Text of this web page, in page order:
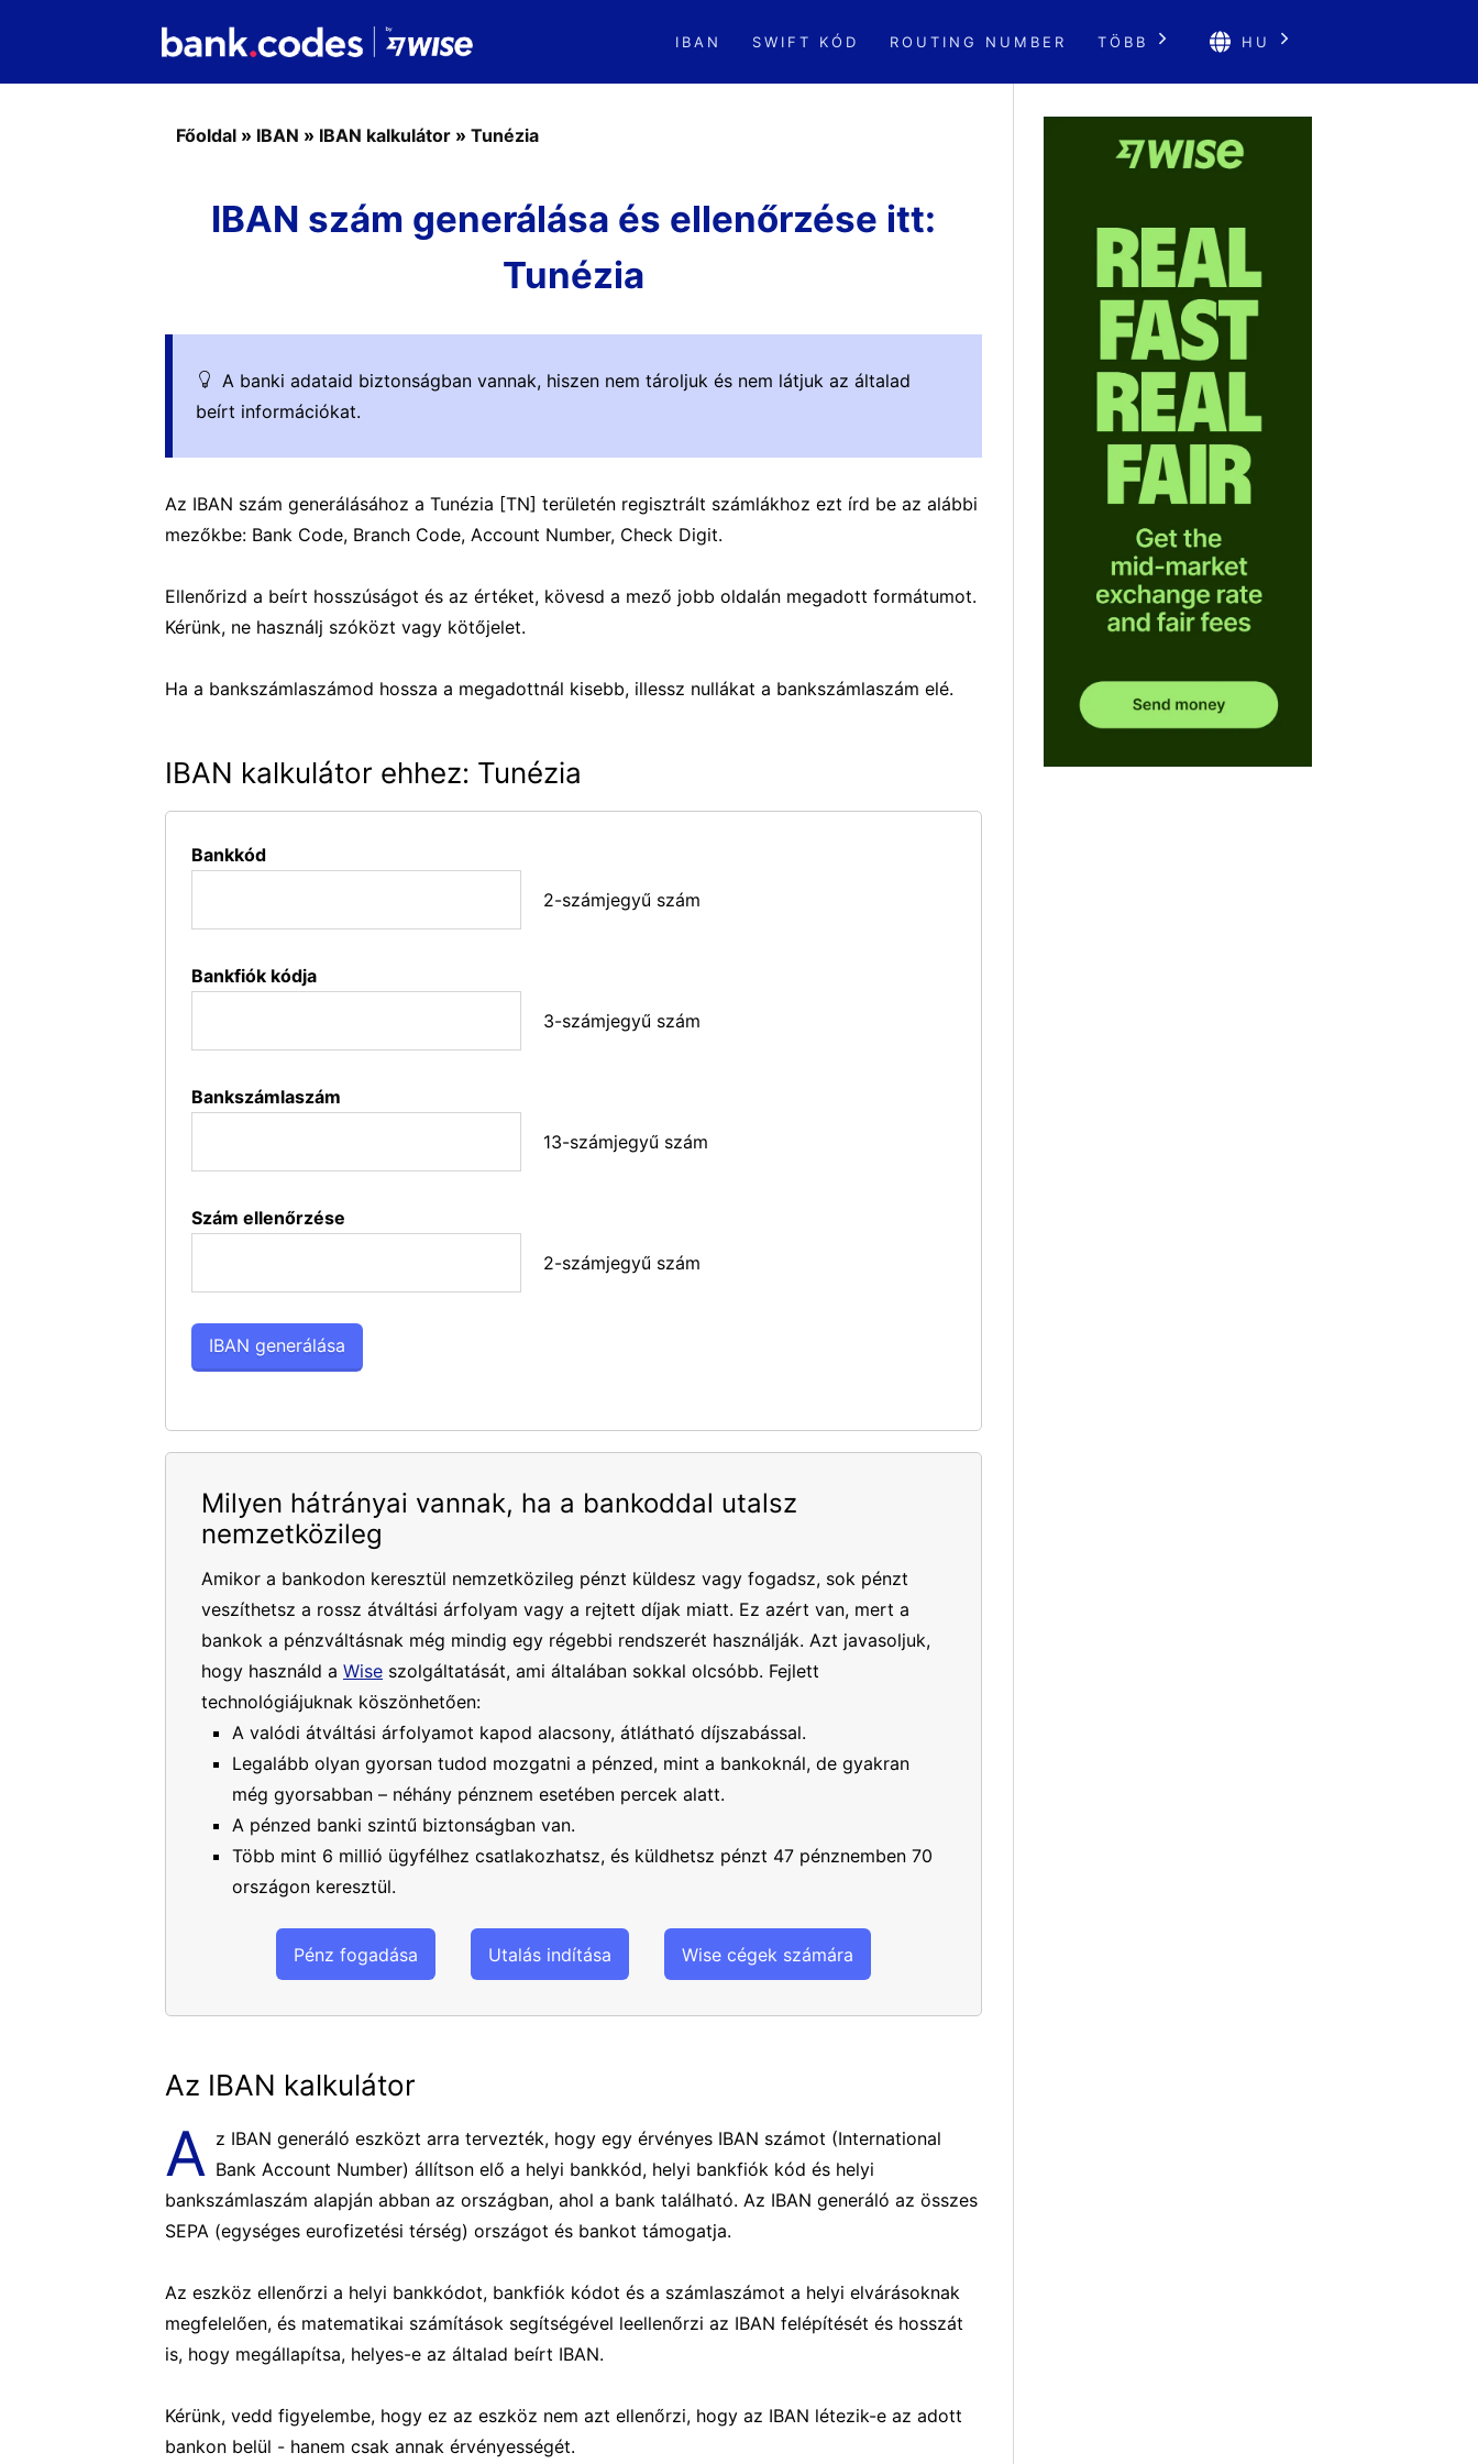
IBAN SWIFT KÓD ROUTING NUMBER TÖBB HU
Főoldal » IBAN » IBAN kalkulátor » Tunézia
IBAN szám generálása és ellenőrzése itt:
Tunézia
A banki adataid biztonságban vannak, hiszen nem tároljuk és nem látjuk az általad
beírt információkat.
Az IBAN szám generálásához a Tunézia [TN] területén regisztrált számlákhoz ezt írd be az alábbi
mezőkbe: Bank Code, Branch Code, Account Number, Check Digit.
Ellenőrizd a beírt hosszúságot és az értéket, kövesd a mező jobb oldalán megadott formátumot.
Kérünk, ne használj szóközt vagy kötőjelet.
Ha a bankszámlaszámod hossza a megadottnál kisebb, illessz nullákat a bankszámlaszám elé.
IBAN kalkulátor ehhez: Tunézia
Bankkód
2-számjegyű szám
Bankfiók kódja
3-számjegyű szám
Bankszámlaszám
13-számjegyű szám
Szám ellenőrzése
2-számjegyű szám
Milyen hátrányai vannak, ha a bankoddal utalsz
nemzetközileg
Amikor a bankodon keresztül nemzetközileg pénzt küldesz vagy fogadsz, sok pénzt
veszíthetsz a rossz átváltási árfolyam vagy a rejtett díjak miatt. Ez azért van, mert a
bankok a pénzváltásnak még mindig egy régebbi rendszerét használják. Azt javasoljuk,
hogy használd a Wise szolgáltatását, ami általában sokkal olcsóbb. Fejlett
technológiájuknak köszönhetően:
A valódi átváltási árfolyamot kapod alacsony, átlátható díjszabással.
Legalább olyan gyorsan tudod mozgatni a pénzed, mint a bankoknál, de gyakran
még gyorsabban – néhány pénznem esetében percek alatt.
A pénzed banki szintű biztonságban van.
Több mint 6 millió ügyfélhez csatlakozhatsz, és küldhetsz pénzt 47 pénznemben 70
országon keresztül.
Pénz fogadása Utalás indítása Wise cégek számára
Az IBAN kalkulátor
A z IBAN generáló eszközt arra tervezték, hogy egy érvényes IBAN számot (International
Bank Account Number) állítson elő a helyi bankkód, helyi bankfiók kód és helyi
bankszámlaszám alapján abban az országban, ahol a bank található. Az IBAN generáló az összes
SEPA (egységes eurofizetési térség) országot és bankot támogatja.
Az eszköz ellenőrzi a helyi bankkódot, bankfiók kódot és a számlaszámot a helyi elvárásoknak
megfelelően, és matematikai számítások segítségével leellenőrzi az IBAN felépítését és hosszát
is, hogy megállapítsa, helyes-e az általad beírt IBAN.
Kérünk, vedd figyelembe, hogy ez az eszköz nem azt ellenőrzi, hogy az IBAN létezik-e az adott
bankon belül - hanem csak annak érvényességét.